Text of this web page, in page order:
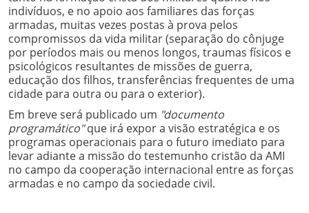
indivíduos, e no apoio aos familiares das forças
armadas, muitas vezes postas à prova pelos
compromissos da vida militar (separação do cônjuge
por períodos mais ou menos longos, traumas físicos e
psicológicos resultantes de missões de guerra,
educação dos filhos, transferências frequentes de uma
cidade para outra ou para o exterior).
Em breve será publicado um "documento
programático"que irá expor a visão estratégica e os
programas operacionais para o futuro imediato para
levar adiante a missão do testemunho cristão da AMI
no campo da cooperação internacional entre as forças
armadas e no campo da sociedade civil.